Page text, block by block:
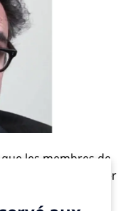
les membres de
ont fait part hier
de l’UPE